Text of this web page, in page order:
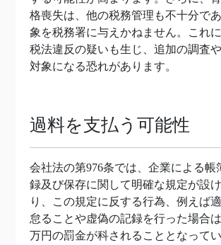
格喪失は、他の税務管理も不十分で
象を税務署に与えかねません。これ
税法違反の疑いも生じ、追加の調査
対象になる恐れがあります。
過料を支払う可能性
会社法の第976条では、企業による帳
録及び保存に関して明確な規定が設
り、この規定に反する行為、例えば
怠ることや虚偽の記録を行った場合
万円の罰金が科されることとなって